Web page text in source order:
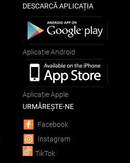
DESCARCĂ APLICAȚIA
Aplicație Android
Aplicație Apple
URMĂREȘTE-NE
Facebook
Instagram
TikTok